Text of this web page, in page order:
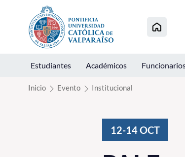
Click acá para ir directamente al contenido
Estudiantes Académicos
Inicio Evento Institucional
12-14OCT